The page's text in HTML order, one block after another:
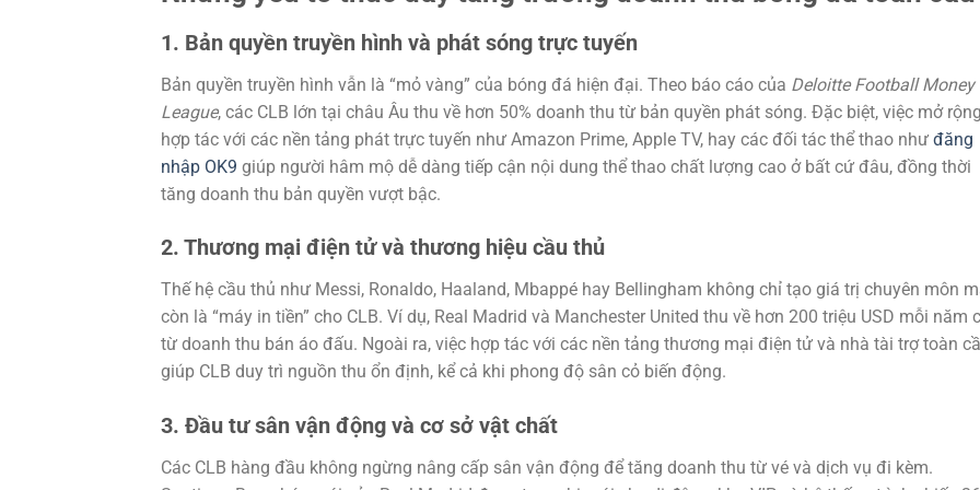
1. Bản quyền truyền hình và phát sóng trực tuyến
Bản quyền truyền hình vẫn là “mỏ vàng” của bóng đá hiện đại. Theo báo cáo của Deloitte Football Money
League, các CLB lớn tại châu Âu thu về hơn 50% doanh thu từ bản quyền phát sóng. Đặc biệt, việc mở rộng
hợp tác với các nền tảng phát trực tuyến như Amazon Prime, Apple TV, hay các đối tác thể thao như đăng
nhập OK9 giúp người hâm mộ dễ dàng tiếp cận nội dung thể thao chất lượng cao ở bất cứ đâu, đồng thời
tăng doanh thu bản quyền vượt bậc.
2. Thương mại điện tử và thương hiệu cầu thủ
Thế hệ cầu thủ như Messi, Ronaldo, Haaland, Mbappé hay Bellingham không chỉ tạo giá trị chuyên môn
còn là “máy in tiền” cho CLB. Ví dụ, Real Madrid và Manchester United thu về hơn 200 triệu USD mỗi năm
từ doanh thu bán áo đấu. Ngoài ra, việc hợp tác với các nền tảng thương mại điện tử và nhà tài trợ toàn
giúp CLB duy trì nguồn thu ổn định, kể cả khi phong độ sân cỏ biến động.
3. Đầu tư sân vận động và cơ sở vật chất
Các CLB hàng đầu không ngừng nâng cấp sân vận động để tăng doanh thu từ vé và dịch vụ đi kèm.